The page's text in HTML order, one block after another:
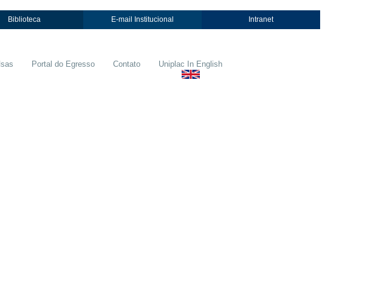
Biblioteca E-mail Institucional Intranet
Portal do Egresso Contato Uniplac In English